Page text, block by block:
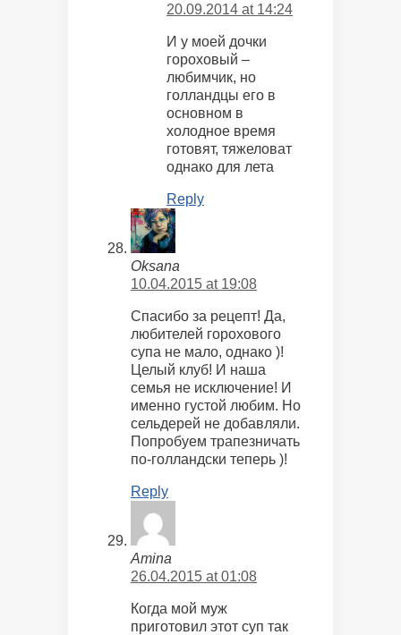
20.09.2014 at 14:24
И у моей дочки
гороховый –
любимчик, но
голландцы его в
основном в
холодное время
готовят, тяжеловат
однако для лета
Reply
Oksana
10.04.2015 at 19:08
Спасибо за рецепт! Да,
любителей горохового
супа не мало, однако )!
Целый клуб! И наша
семья не исключение! И
именно густой любим. Но
сельдерей не добавляли.
Попробуем трапезничать
по-голландски теперь )!
Reply
Amina
26.04.2015 at 01:08
Когда мой муж
приготовил этот суп так